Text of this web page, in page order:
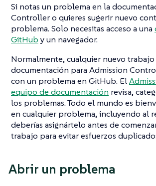
Si notas un problema en la
Controller o quieres sugerir nuevo
problema. Solo necesitas acceso a una
GitHub y un navegador.
Normalmente, cualquier nuevo trabajo
documentación para Admission
con un problema en GitHub. El
equipo de documentación revisa,
los problemas. Todo el mundo es
en cualquier problema, incluyendo al
deberías asignártelo antes de
trabajo para evitar esfuerzos
Abrir un problema